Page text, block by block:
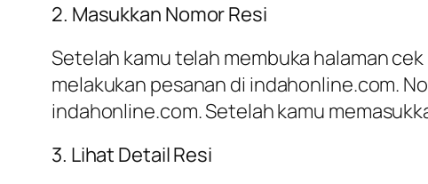
2. Masukkan Nomor Resi
Setelah kamu telah membuka halaman
melakukan pesanan di indahonline.com.
indahonline.com. Setelah kamu
3. Lihat Detail Resi